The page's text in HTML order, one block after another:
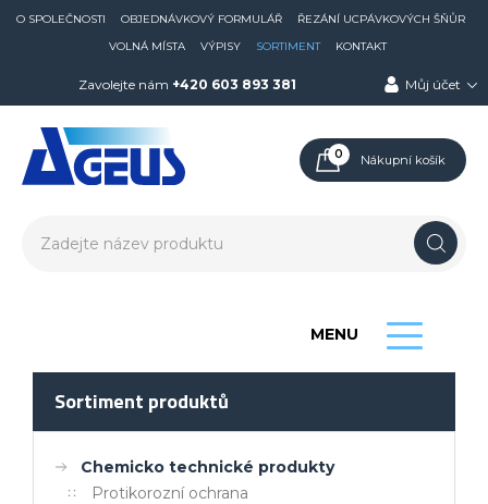
O SPOLEČNOSTI OBJEDNÁVKOVÝ FORMULÁŘ
ŘEZÁNÍ UCPÁVKOVÝCH ŠŇŮR
VOLNÁ MÍSTA
VÝPISY SORTIMENT KONTAKT
Zavolejte nám +420 603 893 381 Můj účet
0 Nákupní košík
MENU
Sortiment produktů
Chemicko technické produkty
Protikorozní ochrana